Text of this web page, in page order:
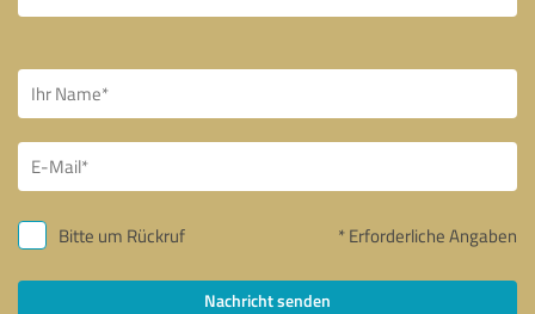
Bitte um Rückruf * Erforderliche Angaben
Nachricht senden